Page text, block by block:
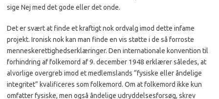
sige Nej med det gode eller det onde.
Det er svært at finde et kraftigt nok ordvalg imod dette infame
projekt. Ironisk nok kan man finde en vis støtte i de så forroste
menneskerettighedserklæringer. Den internationale konvention til
forhindring af folkemord af 9. december 1948 erklærer således, at
alvorlige overgreb imod et medlemslands “fysiske eller åndelige
integritet” kvalificeres som folkemord. Om at folkemord ikke kun
omfatter fysiske, men også åndelige udryddelsesforsøg, skrev